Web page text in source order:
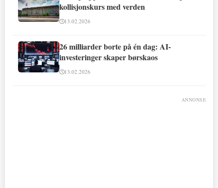
kollisjonskurs med verden
13.02.2026
26 milliarder borte på én dag: AI-
investeringer skaper børskaos
13.02.2026
ANNONSE